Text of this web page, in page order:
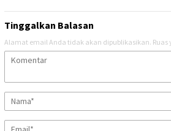
Tinggalkan Balasan
Alamat email Anda tidak akan dipublikasikan.